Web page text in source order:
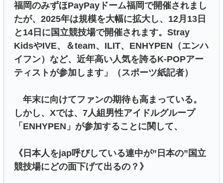
福岡のみずほPayPayドーム福岡で開催されまし
たが、2025年は規模を大幅に拡大し、12月13日
と14日に国立競技場で開催されます。Stray
KidsやIVE、＆team、ILIT、ENHYPEN（エンハ
イフン）など、近年高い人気を誇るK-POPアー
ティストが参加します」（スポーツ紙記者）
年末に向けてファンの期待も高まっている。
しかし、Xでは、7人組男性アイドルグループ
「ENHYPEN」が参加することに関して、
《日本人をjap呼びしている連中が”日本の”国立
競技場にどの面下げて出るの？》